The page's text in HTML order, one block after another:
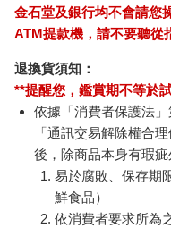
金石堂及銀行均不會請您
ATM提款機，請不要聽從
退換貨須知：
**提醒您，鑑賞期不等於
依據「消費者保護法
「通訊交易解除權合
後，除商品本身有瑕
易於腐敗、保存期
鮮食品）
依消費者要求所為